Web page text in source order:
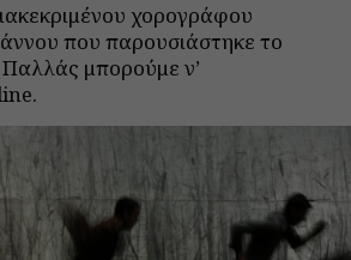
χορογράφου
που παρουσιάστηκε το
μπορούμε ν’